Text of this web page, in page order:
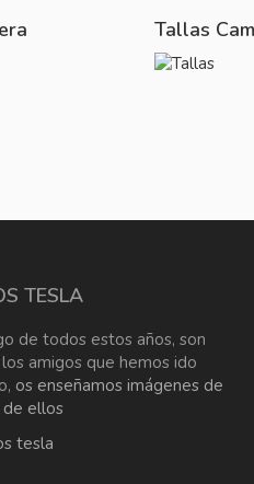
Tallas
TESLA
de todos estos años, son
amigos que hemos ido
os enseñamos imágenes de
de ellos